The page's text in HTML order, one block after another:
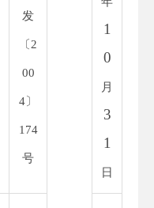
发
〔 2
00
4〕
174
号
1
0
月
3
1
日